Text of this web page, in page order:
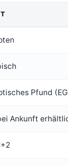
Pfund
Ankunft